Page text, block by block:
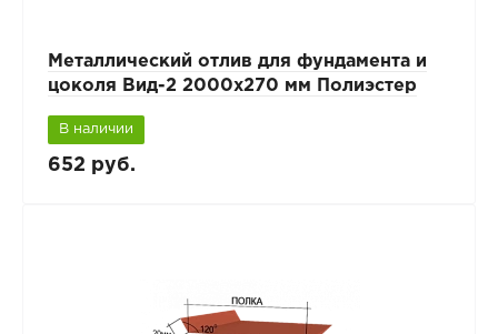
Металлический отлив для фундамента и
цоколя Вид-2 2000x270 мм Полиэстер
В наличии
652 руб.